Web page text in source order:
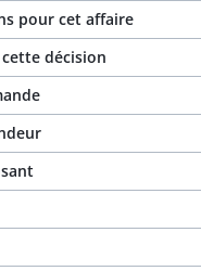
pour cet affaire
décision